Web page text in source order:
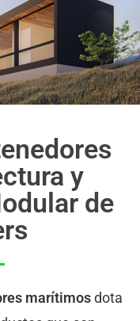
y
de
marítimosdota